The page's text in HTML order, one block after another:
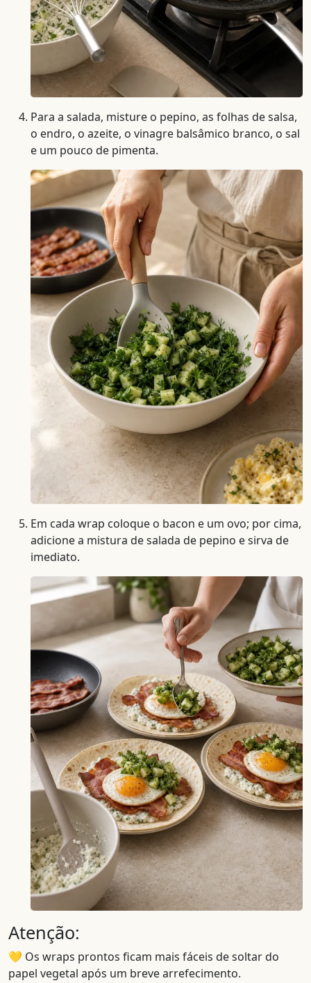
Para a salada, misture o pepino, as folhas de salsa,
o endro, o azeite, o vinagre balsâmico branco, o sal
e um pouco de pimenta.
Em cada wrap coloque o bacon e um ovo; por cima,
adicione a mistura de salada de pepino e sirva de
imediato.
Atenção:
💛 Os wraps prontos ficam mais fáceis de soltar do
papel vegetal após um breve arrefecimento.